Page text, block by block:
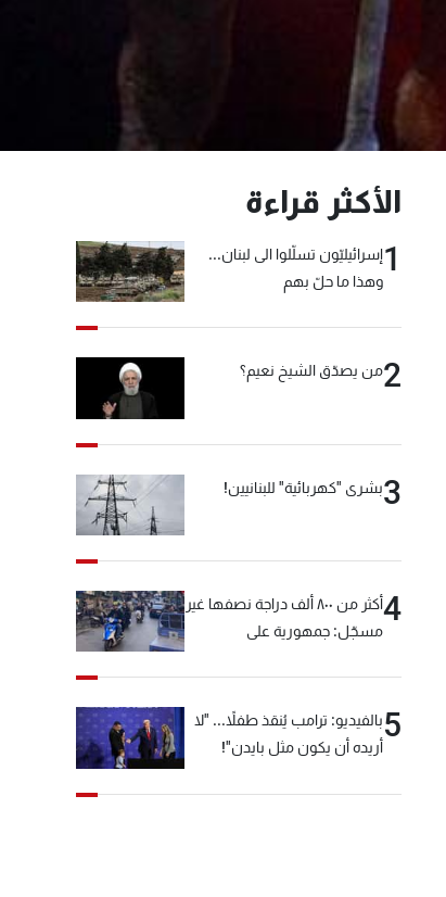
الأكثر قراءة
1إسرائيليّون تسلّلوا الى لبنان...
وهذا ما حلّ بهم
2من يصدّق الشيخ نعيم؟
3بشرى "كهربائية" للبنانيين!
4
أكثر من ٨٠٠ ألف دراجة نصفها غير
مسجّل: جمهورية على
5بالفيديو: ترامب يُنقذ طفلاً... "لا
أريده أن يكون مثل بايدن"!